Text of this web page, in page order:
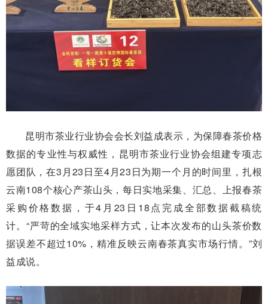
昆明市茶业行业协会会长刘益成表示，为保障春茶价格
数据的专业性与权威性，昆明市茶业行业协会组建专项志
愿团队，在3月23日至4月23日为期一个月的时间里，扎根
云南108个核心产茶山头，每日实地采集、汇总、上报春茶
采购价格数据，于4月23日18点完成全部数据截稿统
计。“严苛的全域实地采样方式，让本次发布的山头茶价数
据误差不超过10%，精准反映云南春茶真实市场行情。”刘
益成说。